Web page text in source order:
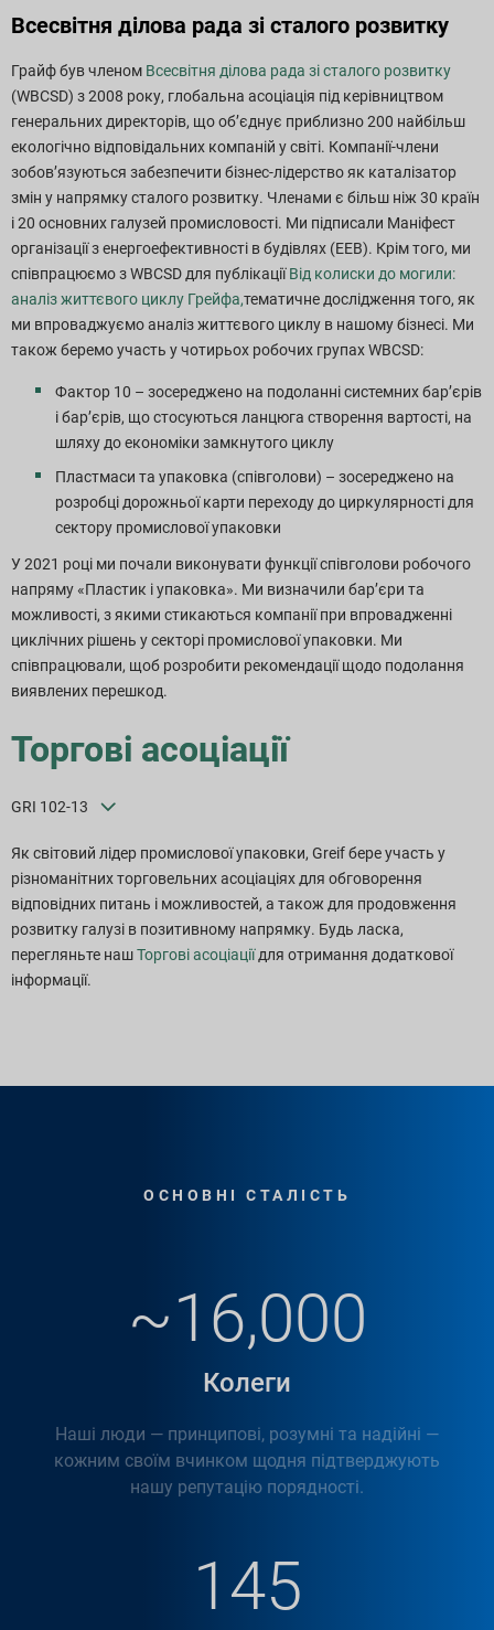
Всесвітня ділова рада зі сталого розвитку
Грайф був членом Всесвітня ділова рада зі сталого розвитку
(WBCSD) з 2008 року, глобальна асоціація під керівництвом
генеральних директорів, що об’єднує приблизно 200 найбільш
екологічно відповідальних компаній у світі. Компанії-члени
зобов’язуються забезпечити бізнес-лідерство як каталізатор
змін у напрямку сталого розвитку. Членами є більш ніж 30 країн
і 20 основних галузей промисловості. Ми підписали Маніфест
організації з енергоефективності в будівлях (EEB). Крім того, ми
співпрацюємо з WBCSD для публікаціїВід колиски до могили:
аналіз життєвого циклу Грейфа,тематичне дослідження того, як
ми впроваджуємо аналіз життєвого циклу в нашому бізнесі. Ми
також беремо участь у чотирьох робочих групах WBCSD:
Фактор 10 – зосереджено на подоланні системних бар’єрів
і бар’єрів, що стосуються ланцюга створення вартості, на
шляху до економіки замкнутого циклу
Пластмаси та упаковка (співголови) – зосереджено на
розробці дорожньої карти переходу до циркулярності для
сектору промислової упаковки
У 2021 році ми почали виконувати функції співголови робочого
напряму «Пластик і упаковка». Ми визначили бар’єри та
можливості, з якими стикаються компанії при впровадженні
циклічних рішень у секторі промислової упаковки. Ми
співпрацювали, щоб розробити рекомендації щодо подолання
виявлених перешкод.
Торгові асоціації
GRI 102-13
Як світовий лідер промислової упаковки, Greif бере участь у
різноманітних торговельних асоціаціях для обговорення
відповідних питань і можливостей, а також для продовження
розвитку галузі в позитивному напрямку. Будь ласка,
перегляньте нашТоргові асоціаціїдля отримання додаткової
інформації.
ОСНОВНІ СТАЛІСТЬ
~16,000
Колеги
Наші люди — принципові, розумні та надійні —
кожним своїм вчинком щодня підтверджують
нашу репутацію порядності.
145